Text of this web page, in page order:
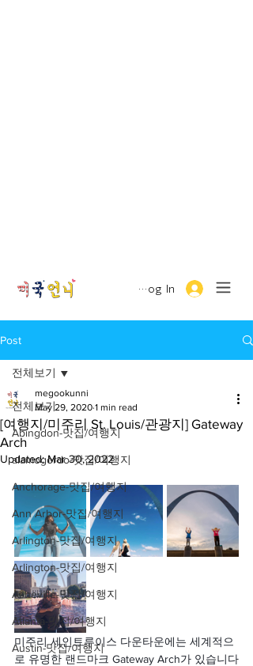
Log In
Post
전체보기
Abingdon-맛집/여행지
alamogordo-맛집/여행지
Anchorage-맛집/여행지
Ann Arbor-맛집/여행지
Arlington-맛집/여행지
Arlington-맛집/여행지
Asheville-맛집/여행지
Atlanta-맛집/여행지
Austin-맛집/여행지
전체보기
[여행지/미주리 St. Louis/관광지] Gateway
Arch
megookunni
May 29, 2020 1 min read
Updated:Mar 30, 2022
미주리 세인트루이스 다운타운에는 세계적으
로 유명한 랜드마크 Gateway Arch가 있습니다